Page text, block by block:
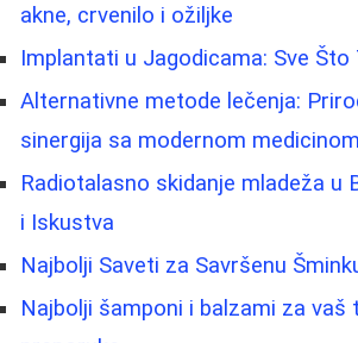
akne, crvenilo i ožiljke
Implantati u Jagodicama: Sve Što
Alternativne metode lečenja:
sinergija sa modernom medicinom
Radiotalasno skidanje mladeža u
i Iskustva
Najbolji Saveti za Savršenu
Najbolji šamponi i balzami za vaš